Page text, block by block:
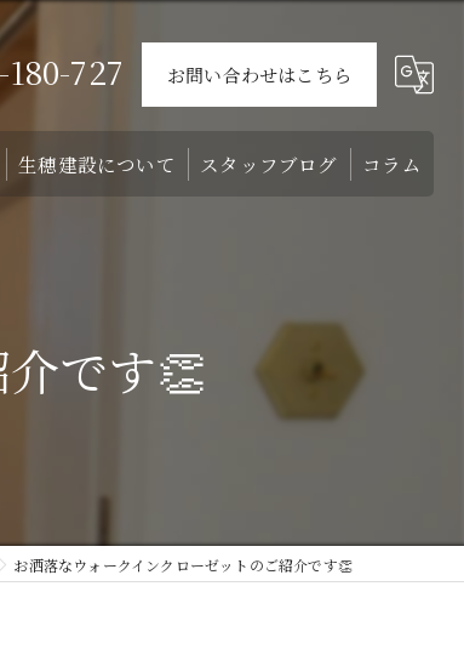
180-727 お問い合わせはこちら
生穂建設について スタッフブログ コラム
です👏
お洒落なウォークインクローゼットのご紹介です👏